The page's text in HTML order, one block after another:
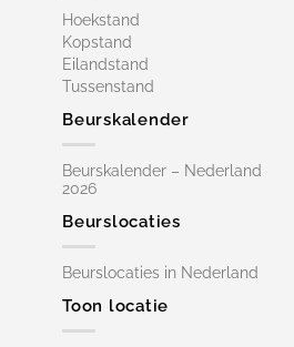
Hoekstand
Kopstand
Eilandstand
Tussenstand
Beurskalender
Beurskalender – Nederland
2026
Beurslocaties
Beurslocaties in Nederland
Toon locatie